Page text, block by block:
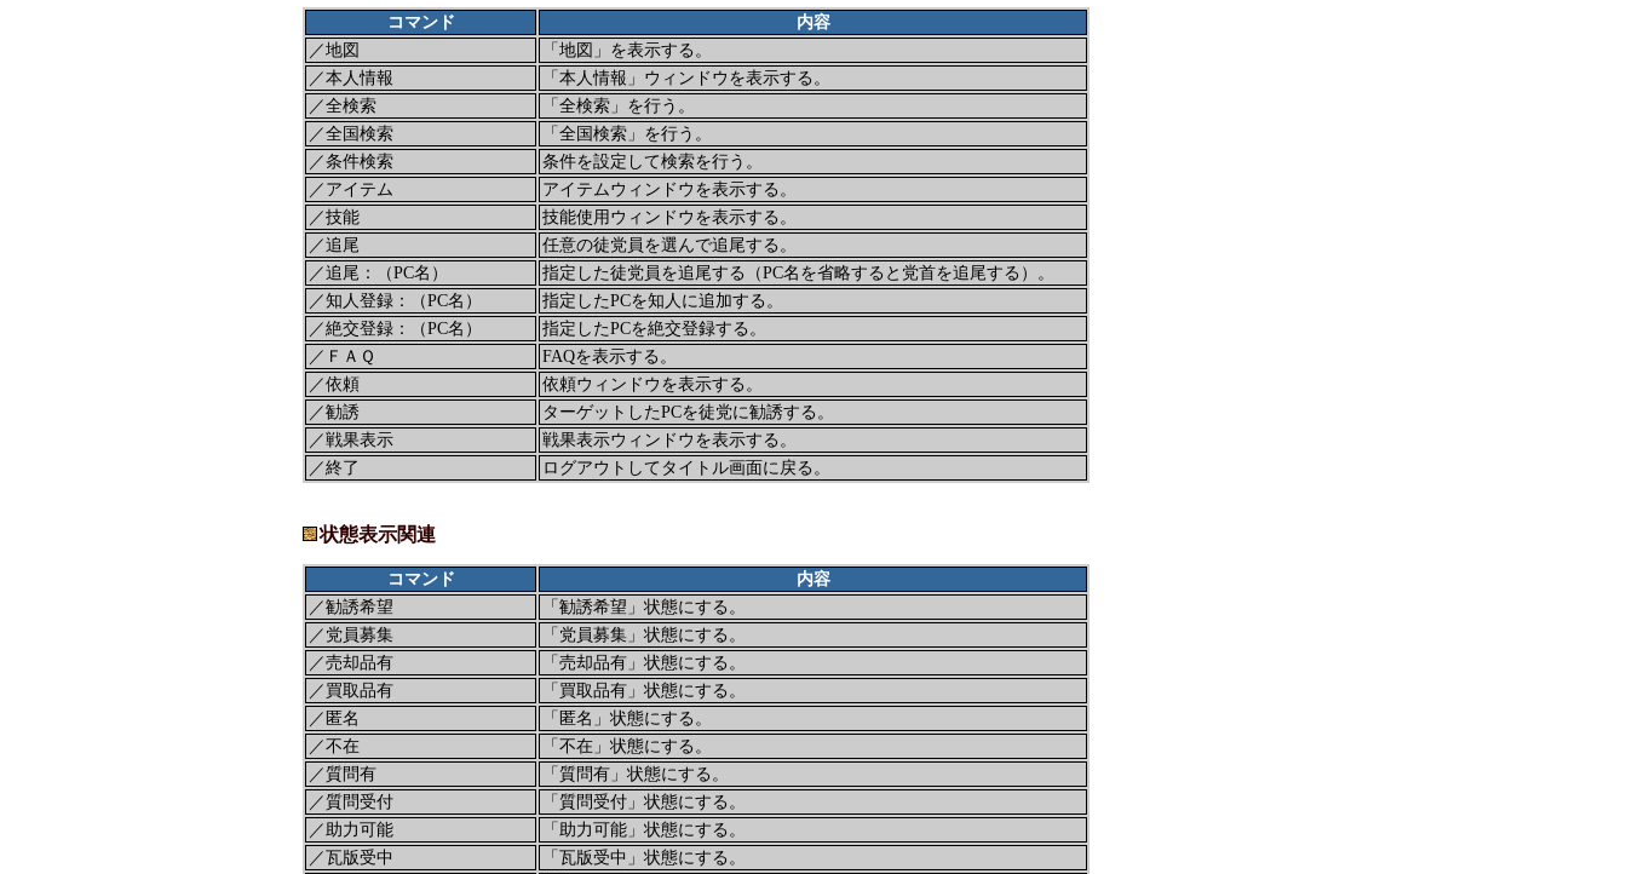
コマンド
内容
／地図
「地図」を表示する。
／本人情報
「本人情報」ウィンドウを表示する。
／全検索
「全検索」を行う。
／全国検索
「全国検索」を行う。
／条件検索
条件を設定して検索を行う。
／アイテム
アイテムウィンドウを表示する。
／技能
技能使用ウィンドウを表示する。
／追尾
任意の徒党員を選んで追尾する。
／追尾：（PC名）
指定した徒党員を追尾する（PC名を省略すると党首を追尾する）。
／知人登録：（PC名）
指定したPCを知人に追加する。
／絶交登録：（PC名）
指定したPCを絶交登録する。
／ＦＡＱ
FAQを表示する。
／依頼
依頼ウィンドウを表示する。
／勧誘
ターゲットしたPCを徒党に勧誘する。
／戦果表示
戦果表示ウィンドウを表示する。
／終了
ログアウトしてタイトル画面に戻る。
状態表示関連
コマンド
内容
／勧誘希望
「勧誘希望」状態にする。
／党員募集
「党員募集」状態にする。
／売却品有
「売却品有」状態にする。
／買取品有
「買取品有」状態にする。
／匿名
「匿名」状態にする。
／不在
「不在」状態にする。
／質問有
「質問有」状態にする。
／質問受付
「質問受付」状態にする。
／助力可能
「助力可能」状態にする。
／瓦版受中
「瓦版受中」状態にする。